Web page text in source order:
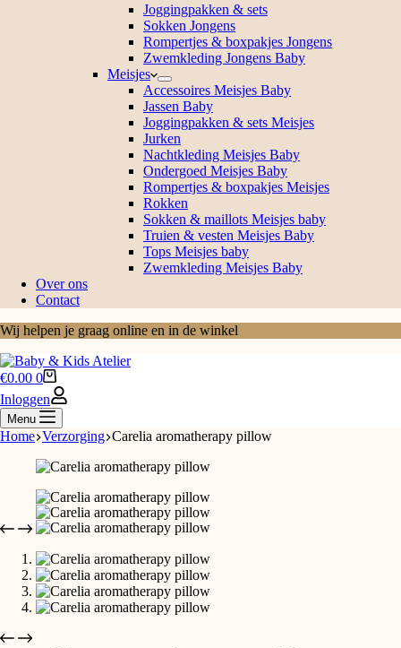
Joggingpakken & sets
Sokken Jongens
Rompertjes & boxpakjes Jongens
Zwemkleding Jongens Baby
Meisjes
Accessoires Meisjes Baby
Jassen Baby
Joggingpakken & sets Meisjes
Jurken
Nachtkleding Meisjes Baby
Ondergoed Meisjes Baby
Rompertjes & boxpakjes Meisjes
Rokken
Sokken & maillots Meisjes baby
Truien & vesten Meisjes Baby
Tops Meisjes baby
Zwemkleding Meisjes Baby
Over ons
Contact
Wij helpen je graag online en in de winkel
Winkelwagen
€0.00 0
Inloggen
Menu
Home Verzorging Carelia aromatherapy pillow